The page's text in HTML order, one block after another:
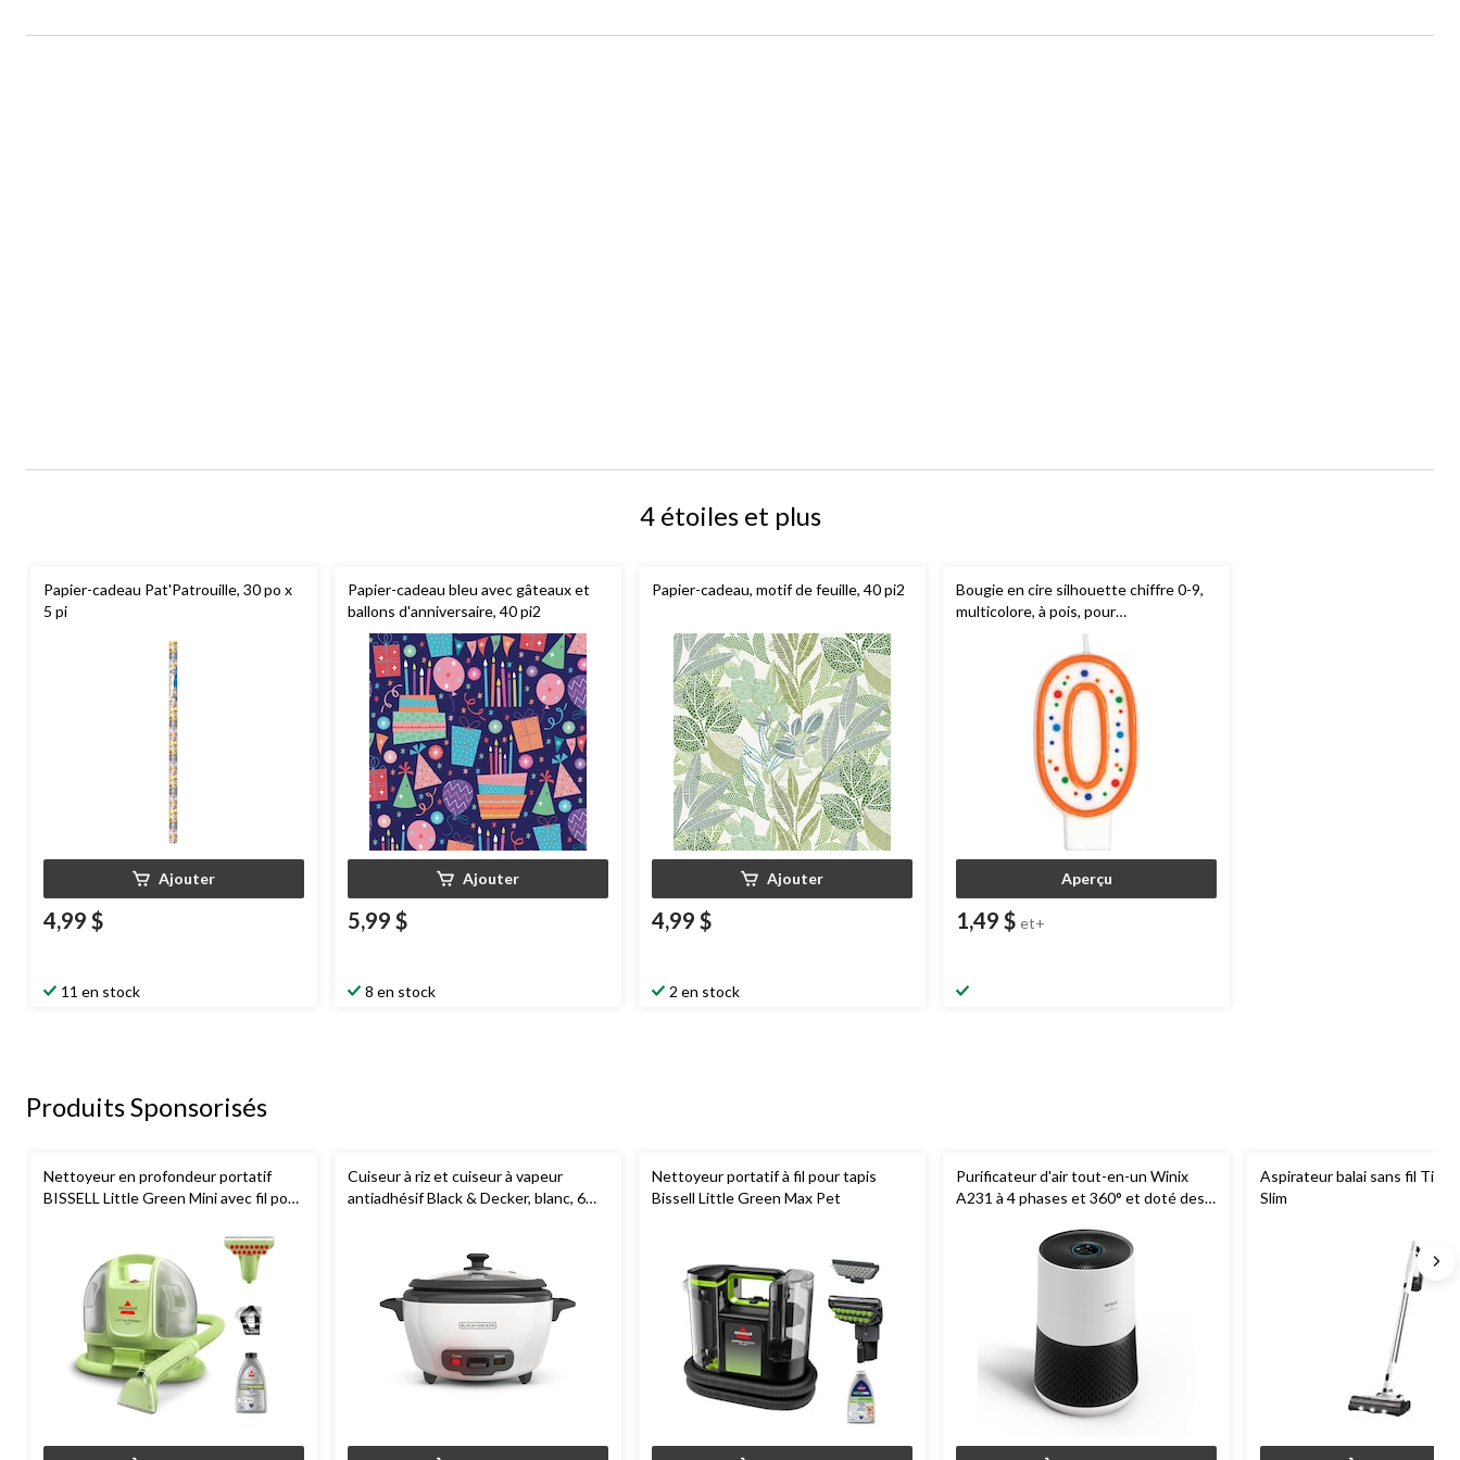
4 étoiles et plus
Papier-cadeau Pat'Patrouille, 30 po x
5 pi
Ajouter
4,99 $
11 en stock
Papier-cadeau bleu avec gâteaux et
ballons d'anniversaire, 40 pi2
Ajouter
5,99 $
8 en stock
Papier-cadeau, motif de feuille, 40 pi2
Ajouter
4,99 $
2 en stock
Bougie en cire silhouette chiffre 0-9,
multicolore, à pois, pour
Aperçu
1,49 $ et+
Produits Sponsorisés
Nettoyeur en profondeur portatif
BISSELL Little Green Mini avec fil pour
Cuiseur à riz et cuiseur à vapeur
antiadhésif Black & Decker, blanc, 6
Nettoyeur portatif à fil pour tapis
Bissell Little Green Max Pet
Purificateur d'air tout-en-un Winix
A231 à 4 phases et 360° et doté des
PlasmaWave, blanc
Aspirateur balai sans fil
Slim